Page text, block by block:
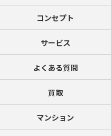
コンセプト
サービス
よくある質問
買取
マンション